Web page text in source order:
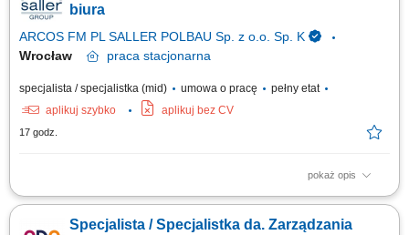
ewidencji magazynu materiałów promocyjnych oraz wyposażenia
eventowego, przygotowywanie i...
biura
ARCOS FM PL SALLER POLBAU Sp. z o.o. Sp. K
Wrocław
praca stacjonarna
specjalista / specjalistka (mid) umowa o pracę
pełny etat
aplikuj szybko
aplikuj bez CV
17 godz.
pokaż opis
Zakres obowiązków: Obsługa procesów administracyjnych w obszarze
obiegiem informacji; Aktualizacja i obsługa wewnętrznych systemów i
Specjalista / Specjalistka da. Zarządzania